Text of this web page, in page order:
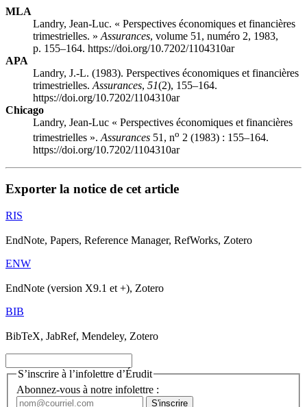
MLA
Landry, Jean-Luc. « Perspectives économiques et financières
trimestrielles. » Assurances, volume 51, numéro 2, 1983,
p. 155–164. https://doi.org/10.7202/1104310ar
APA
Landry, J.-L. (1983). Perspectives économiques et financières
trimestrielles. Assurances, 51(2), 155–164.
https://doi.org/10.7202/1104310ar
Chicago
Landry, Jean-Luc « Perspectives économiques et financières
trimestrielles ». Assurances 51, no 2 (1983) : 155–164.
https://doi.org/10.7202/1104310ar
Exporter la notice de cet article
RIS
EndNote, Papers, Reference Manager, RefWorks, Zotero
ENW
EndNote (version X9.1 et +), Zotero
BIB
BibTeX, JabRef, Mendeley, Zotero
S’inscrire à l’infolettre d’Érudit
Abonnez-vous à notre infolettre :